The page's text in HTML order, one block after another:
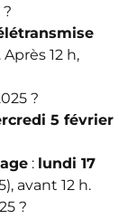
12 h,
?
5 février
: lundi 17
avant 12 h.
?